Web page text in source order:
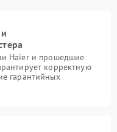
Haier и прошедшие
корректную
гарантийных